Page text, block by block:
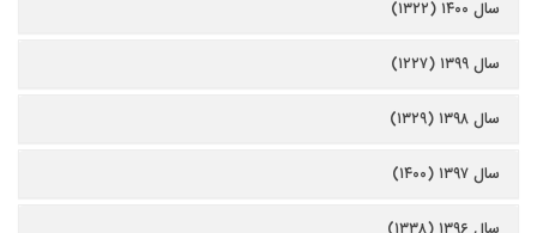
سال ۱۴۰۰ (۱۳۲۲)
سال ۱۳۹۹ (۱۲۲۷)
سال ۱۳۹۸ (۱۳۲۹)
سال ۱۳۹۷ (۱۴۰۰)